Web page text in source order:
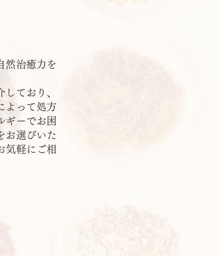
然治癒力を
ており、
よって処方
ギーでお困
お選びいた
気軽にご相